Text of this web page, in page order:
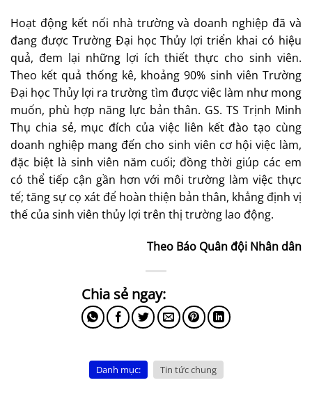
Hoạt động kết nối nhà trường và doanh nghiệp đã và
đang được Trường Đại học Thủy lợi triển khai có hiệu
quả, đem lại những lợi ích thiết thực cho sinh viên.
Theo kết quả thống kê, khoảng 90% sinh viên Trường
Đại học Thủy lợi ra trường tìm được việc làm như mong
muốn, phù hợp năng lực bản thân. GS. TS Trịnh Minh
Thụ chia sẻ, mục đích của việc liên kết đào tạo cùng
doanh nghiệp mang đến cho sinh viên cơ hội việc làm,
đặc biệt là sinh viên năm cuối; đồng thời giúp các em
có thể tiếp cận gần hơn với môi trường làm việc thực
tế; tăng sự cọ xát để hoàn thiện bản thân, khẳng định vị
thế của sinh viên thủy lợi trên thị trường lao động.
Theo Báo Quân đội Nhân dân
Danh mục: Tin tức chung